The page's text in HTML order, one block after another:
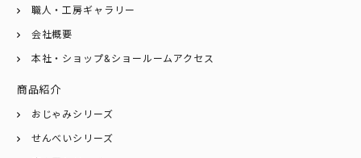
職人・工房ギャラリー
会社概要
本社・ショップ&ショールームアクセス
商品紹介
おじゃみシリーズ
せんべいシリーズ